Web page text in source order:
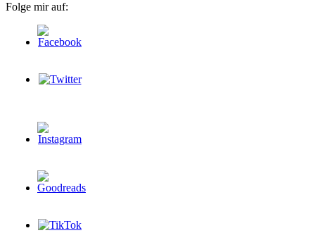
Folge mir auf: